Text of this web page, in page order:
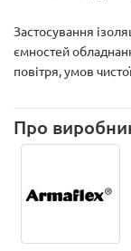
Застосування
ємностей
повітря, умов
Про